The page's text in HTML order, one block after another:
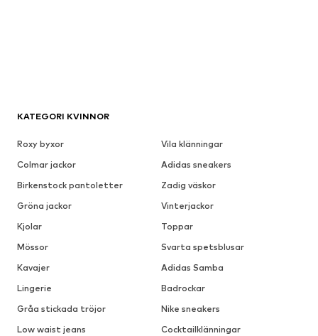
KATEGORI KVINNOR
Roxy byxor
Vila klänningar
Colmar jackor
Adidas sneakers
Birkenstock pantoletter
Zadig väskor
Gröna jackor
Vinterjackor
Kjolar
Toppar
Mössor
Svarta spetsblusar
Kavajer
Adidas Samba
Lingerie
Badrockar
Gråa stickada tröjor
Nike sneakers
Low waist jeans
Cocktailklänningar